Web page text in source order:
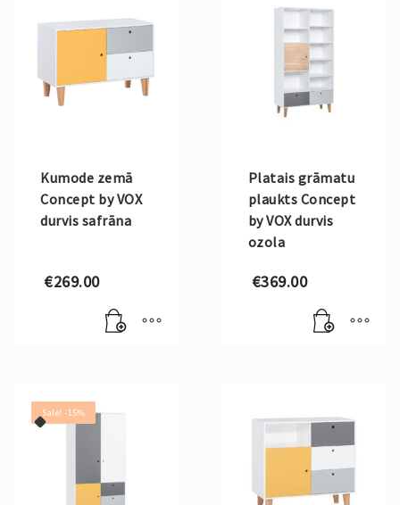
Kumode zemā
Concept by VOX
durvis safrāna
€269.00
Platais grāmatu
plaukts Concept
by VOX durvis
ozola
€369.00
Sale! -15%